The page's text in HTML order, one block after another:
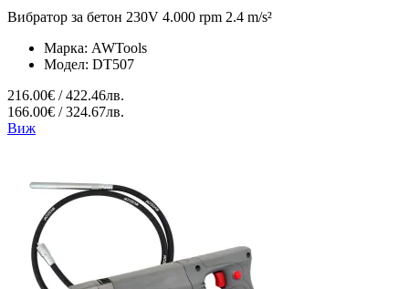
Вибратор за бетон 230V 4.000 rpm 2.4 m/s²
Марка: AWTools
Модел: DT507
216.00€ / 422.46лв.
166.00€ / 324.67лв.
Виж